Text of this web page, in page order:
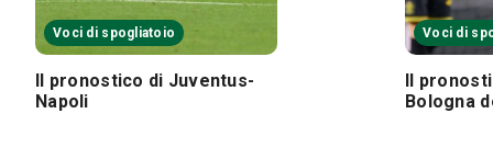
Voci di spogliatoio
Il pronostico di Juventus-
Napoli
Voci di
Il
Bologna